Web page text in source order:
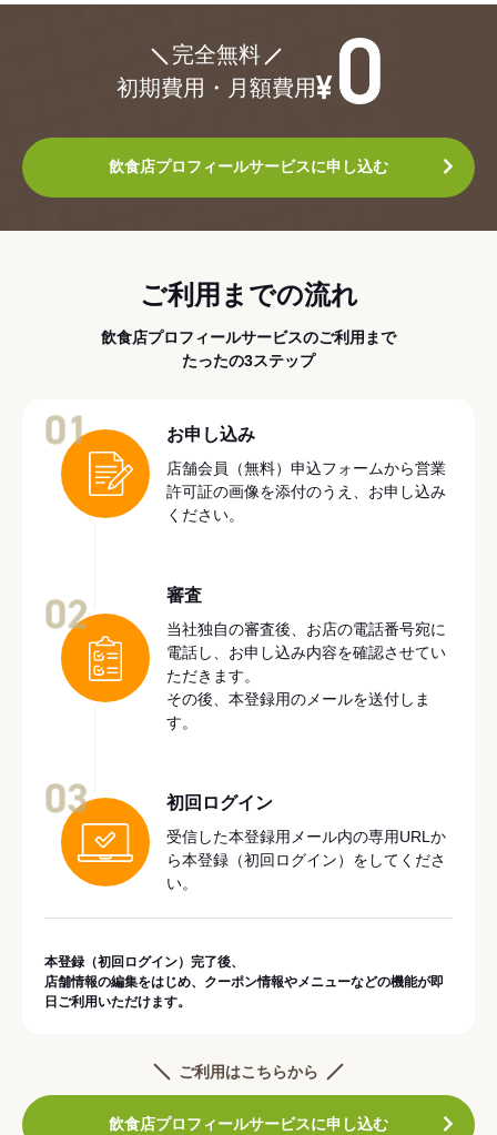
完全無料
初期費用・月額費用
飲食店プロフィールサービスに申し込む
ご利用までの流れ
飲食店プロフィールサービスのご利用まで
たったの3ステップ
お申し込み
店舗会員（無料）申込フォームから営業
許可証の画像を添付のうえ、お申し込み
ください。
審査
当社独自の審査後、お店の電話番号宛に
電話し、お申し込み内容を確認させてい
ただきます。
その後、本登録用のメールを送付しま
す。
初回ログイン
受信した本登録用メール内の専用URLか
ら本登録（初回ログイン）をしてくださ
い。
本登録（初回ログイン）完了後、
店舗情報の編集をはじめ、クーポン情報やメニューなどの機能が即
日ご利用いただけます。
ご利用はこちらから
飲食店プロフィールサービスに申し込む